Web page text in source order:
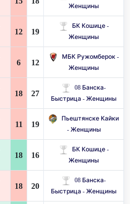
Женщины
12 19
БК Кошице -
Женщины
6 12
МБК Ружомберок -
Женщины
18 27
08 Банска-
Быстрица - Женщины
11 19
Пьештянске Кайки
- Женщины
18 16
БК Кошице -
Женщины
18 20
08 Банска-
Быстрица - Женщины